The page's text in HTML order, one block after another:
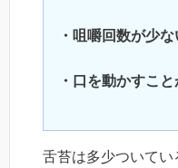
・咀嚼回数が少な
・口を動かす
舌苔は多少ついてい